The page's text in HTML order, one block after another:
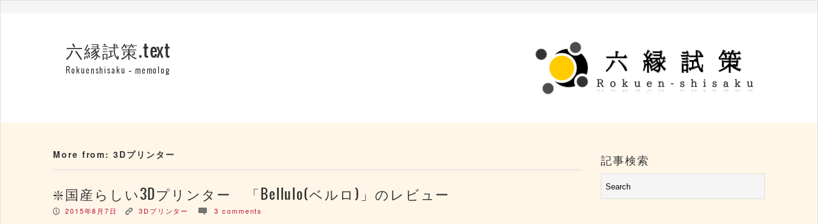
六縁試策.text
Rokuenshisaku – memolog
More from: 3Dプリンター
国産らしい3Dプリンター 「Bellulo(ベルロ)」のレビュー
P 2015年8月7日 K 3Dプリンター c 3 comments
記事検索